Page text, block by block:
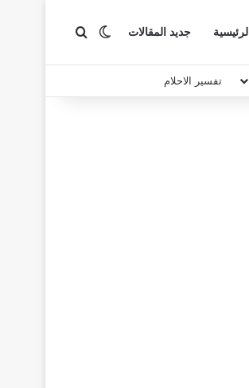
الرئيسية جديد المقالات الوضع المظلم
بحث عن
تفسير الاحلام